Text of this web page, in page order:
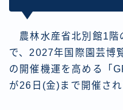
農林水産省北別館1階
で、2027年国際園芸博
の開催機運を高める「
が26日(金)まで開催され